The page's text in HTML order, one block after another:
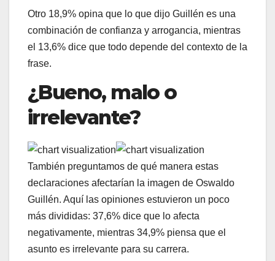
Otro 18,9% opina que lo que dijo Guillén es una
combinación de confianza y arrogancia, mientras
el 13,6% dice que todo depende del contexto de la
frase.
¿Bueno, malo o
irrelevante?
También preguntamos de qué manera estas
declaraciones afectarían la imagen de Oswaldo
Guillén. Aquí las opiniones estuvieron un poco
más divididas: 37,6% dice que lo afecta
negativamente, mientras 34,9% piensa que el
asunto es irrelevante para su carrera.